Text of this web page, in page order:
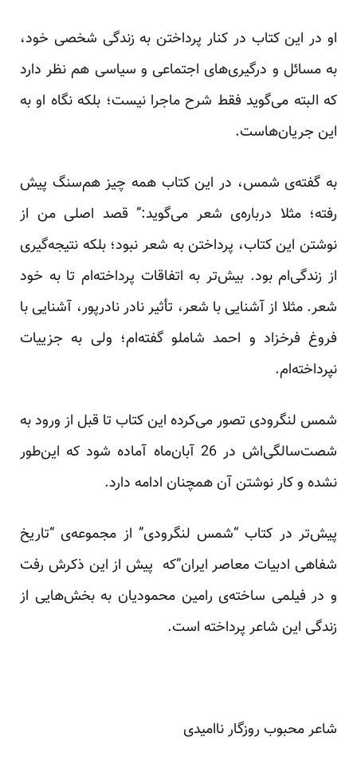
او در این کتاب در کنار پرداختن به زندگی شخصی خود،
به مسائل و درگیری‌های اجتماعی و سیاسی هم نظر دارد
که البته می‌گوید فقط شرح ماجرا نیست؛ بلکه نگاه او به
این جریان‌هاست.
به گفته‌ی شمس، در این کتاب همه چیز هم‌سنگ پیش
رفته؛ مثلا درباره‌ی شعر می‌گوید:” قصد اصلی من از
نوشتن این کتاب، پرداختن به شعر نبود؛ بلکه نتیجه‌گیری
از زندگی‌ام بود. بیش‌تر به اتفاقات پرداخته‌ام تا به خود
شعر. مثلا از آشنایی با شعر، تأثیر نادر نادرپور، آشنایی با
فروغ فرخزاد و احمد شاملو گفته‌ام؛ ولی به جزییات
نپرداخته‌ام.
شمس لنگرودی تصور می‌کرده این کتاب تا قبل از ورود به
شصت‌سالگی‌اش در 26 آبان‌ماه آماده شود که این‌طور
نشده و کار نوشتن آن همچنان ادامه دارد.
پیش‌تر در کتاب “شمس لنگرودی” از مجموعه‌ی “تاریخ
شفاهی ادبیات معاصر ایران”که پیش از این ذکرش رفت
و در فیلمی ساخته‌ی رامین محمودیان به بخش‌هایی از
زندگی این شاعر پرداخته است.
شاعر محبوب روزگار ناامیدی